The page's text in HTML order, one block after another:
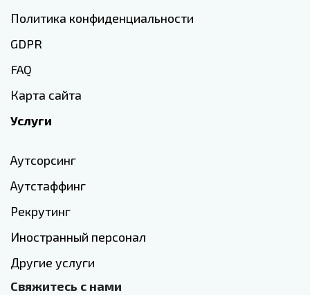
Политика конфиденциальности
GDPR
FAQ
Карта сайта
Услуги
Аутсорсинг
Аутстаффинг
Рекрутинг
Иностранный персонал
Другие услуги
Свяжитесь с нами